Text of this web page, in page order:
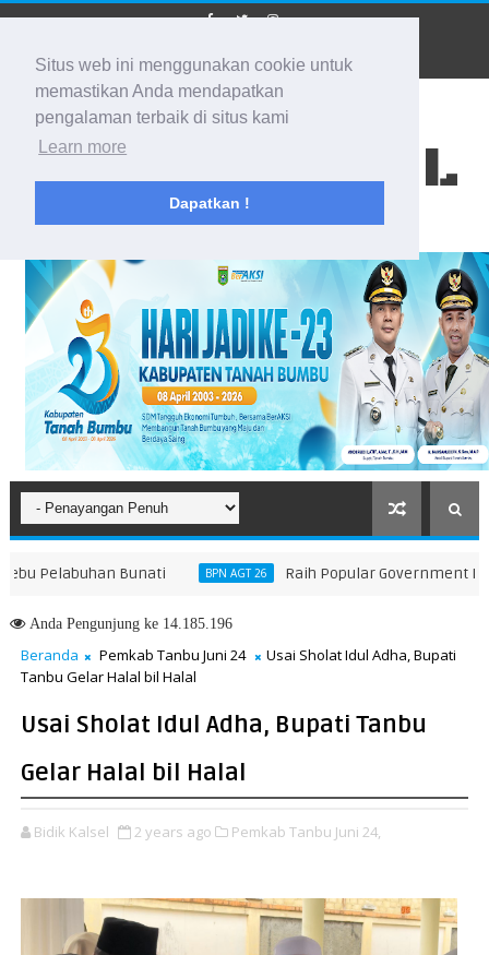
Situs web ini menggunakan cookie untuk
memastikan Anda mendapatkan
pengalaman terbaik di situs kami
Learn more
Dapatkan !
BIDIK KALSEL
Membidik Ke Segala Arah
Bunati BPN AGT 26 Raih Popular Government
AndaPengunjung ke 14.185.196
Beranda Pemkab Tanbu Juni 24
Usai Sholat Idul Adha, Bupati
Tanbu Gelar Halal bil Halal
Usai Sholat Idul Adha, Bupati Tanbu
Gelar Halal bil Halal
Bidik Kalsel 2 years ago Pemkab Tanbu Juni 24,